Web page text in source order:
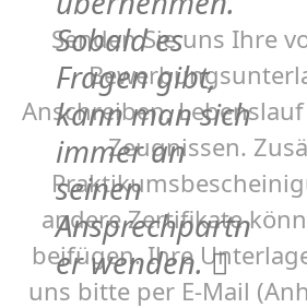
Sobald es
Fragen gibt,
kann man sich
immer an
seinen
Ansprechpartn
er wenden.
Senden Sie uns Ihre
Anschreiben,
Zeugnissen.
andere Zertifikate
beifügen. Ihre
uns bitte per E-Mail